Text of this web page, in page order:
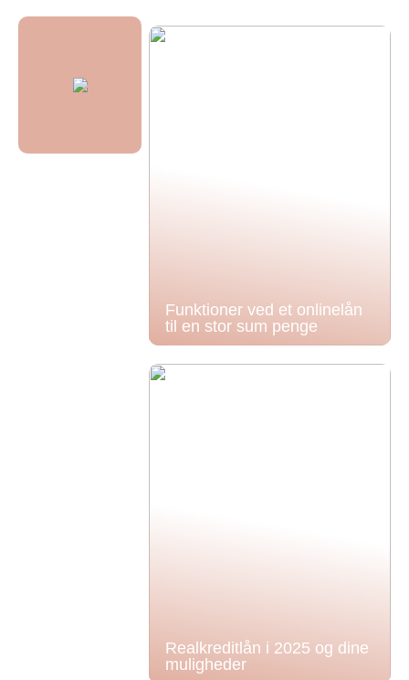
Funktioner ved et onlinelån
til en stor sum penge
Realkreditlån i 2025 og dine
muligheder